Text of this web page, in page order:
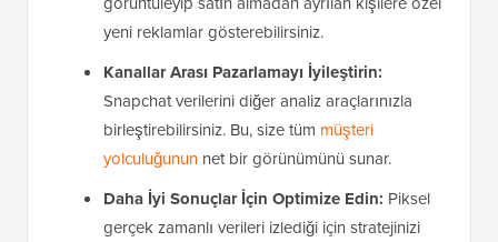
yeni reklamlar gösterebilirsiniz.
Kanallar Arası Pazarlamayı İyileştirin:
Snapchat verilerini diğer analiz araçlarınızla
birleştirebilirsiniz. Bu, size tüm müşteri
yolculuğunun net bir görünümünü sunar.
Daha İyi Sonuçlar İçin Optimize Edin: Piksel
gerçek zamanlı verileri izlediği için stratejinizi